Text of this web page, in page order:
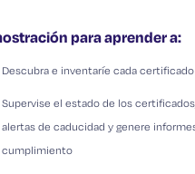
para aprender a:
Descubra e inventaríe cada
Supervise el estado de los
alertas de caducidad y genere
cumplimiento